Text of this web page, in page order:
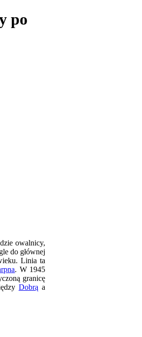
po
owalnicy,
do głównej
Linia ta
. W 1945
granicę
Dobrą a